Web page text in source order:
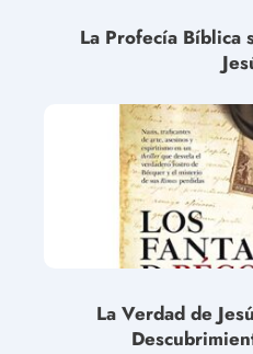
La Profecía Bíblica
La Verdad de